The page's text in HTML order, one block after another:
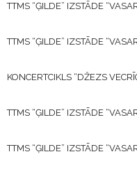
TTMS “ĢILDE” IZSTĀDE
TTMS “ĢILDE” IZSTĀDE
KONCERTCIKLS “DŽEZS
TTMS “ĢILDE” IZSTĀDE
TTMS “ĢILDE” IZSTĀDE